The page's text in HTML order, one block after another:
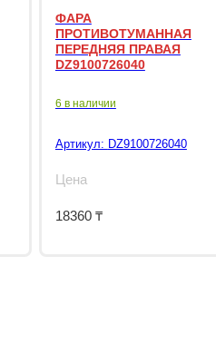
ФАРА
ПРОТИВОТУМАННАЯ
ПЕРЕДНЯЯ ПРАВАЯ
DZ9100726040
6 в наличии
Артикул: DZ9100726040
Цена
18360 ₸